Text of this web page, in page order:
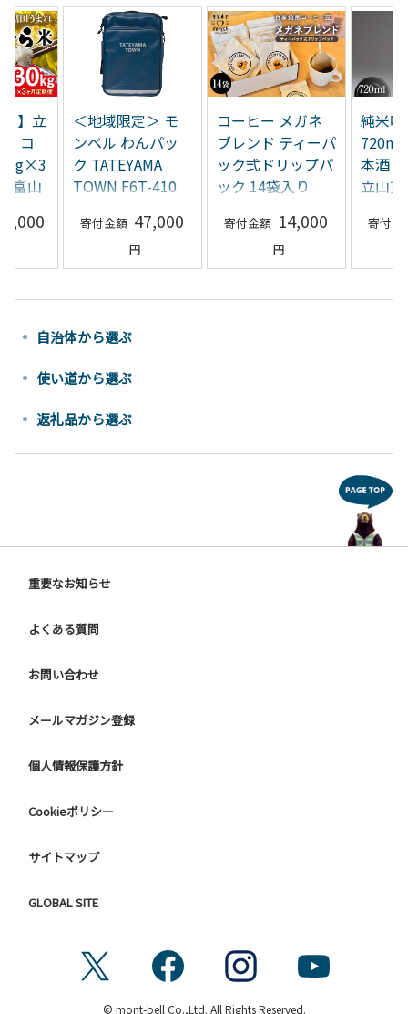
＞ モ
パッ
410
47,000
コーヒー メガネ
ブレンド ティーパ
ック式ドリップパ
ック 14袋入り
F6T-081 14,000
純米吟醸 大星夜
720ml×1本 酒 日
本酒 地酒 吟醸酒
立山貫光ターミナ
16,000
立
麺
の
粉
110
自治体から選ぶ
使い道から選ぶ
返礼品から選ぶ
重要なお知らせ
よくある質問
お問い合わせ
メールマガジン登録
個人情報保護方針
Cookieポリシー
サイトマップ
GLOBAL SITE
© mont-bell Co.,Ltd. All Rights Reserved.